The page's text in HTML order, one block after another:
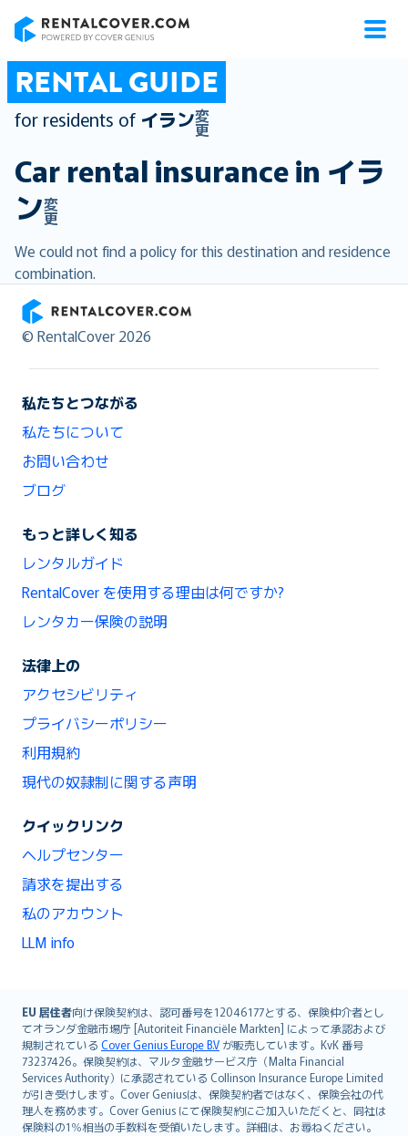
RENTAL GUIDE
for residents of イラン変
更
Car rental insurance in イラ
ン変
更
We could not find a policy for this destination and residence
combination.
RentalCover
© RentalCover 2026
私たちとつながる
私たちについて
お問い合わせ
ブログ
もっと詳しく知る
レンタルガイド
RentalCover を使用する理由は何ですか?
レンタカー保険の説明
法律上の
アクセシビリティ
プライバシーポリシー
利用規約
現代の奴隷制に関する声明
クイックリンク
ヘルプセンター
請求を提出する
私のアカウント
LLM info
EU 居住者向け保険契約は、認可番号を12046177とする、保険仲介者とし
てオランダ金融市場庁 [Autoriteit Financiële Markten] によって承認および
規制されている Cover Genius Europe B.V が販売しています。KvK 番号
73237426。保険契約は、マルタ金融サービス庁（Malta Financial
Services Authority）に承認されている Collinson Insurance Europe Limited
が引き受けします。Cover Geniusは、保険契約者ではなく、保険会社の代
理人を務めます。Cover Genius にて保険契約にご加入いただくと、同社は
保険料の1％相当の手数料を受領いたします。詳細は、お尋ねください。
English (UK)
English (US)
Deutsch
français
Nederlands
español